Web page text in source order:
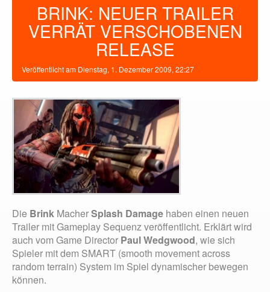
BRINK: NEUER TRAILER
VERRÄT VERSCHOBENEN
RELEASE
Veröffentlicht am Dienstag, 1. Dezember 2009, 22:27
Die Brink MacherSplash Damage haben einen neuen
Trailer mit Gameplay Sequenz veröffentlicht. Erklärt wird
auch vom Game Director Paul Wedgwood, wie sich
Spieler mit dem SMART (smooth movement across
random terrain) System im Spiel dynamischer bewegen
können.